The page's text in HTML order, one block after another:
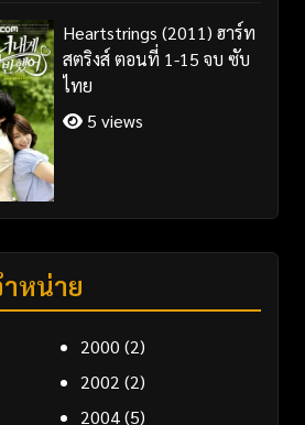
Heartstrings (2011) ฮาร์ท
สตริงส์ ตอนที่ 1-15 จบ ซับ
ไทย
5 views
หน่าย
2000 (2)
2002 (2)
2004(5)